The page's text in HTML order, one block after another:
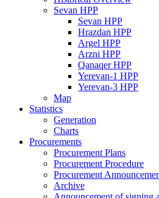
Sevan HPP
Sevan HPP
Hrazdan HPP
Argel HPP
Arzni HPP
Qanaqer HPP
Yerevan-1 HPP
Yerevan-3 HPP
Map
Statistics
Generation
Charts
Procurements
Procurement Plans
Procurement Procedure
Procurement
Archive